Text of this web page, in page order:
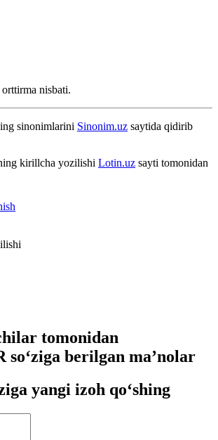
nisbati.
sinonimlarini Sinonim.uz saytida qidirib
kirillcha yozilishi Lotin.uz sayti tomonidan
tomonidan
berilgan ma’nolar
yangi izoh qo‘shing